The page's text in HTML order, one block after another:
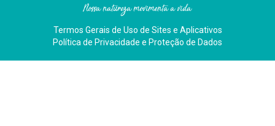
Nossa natureza movimenta a vida
Termos Gerais de Uso de Sites e Aplicativos
Política de Privacidade e Proteção de Dados